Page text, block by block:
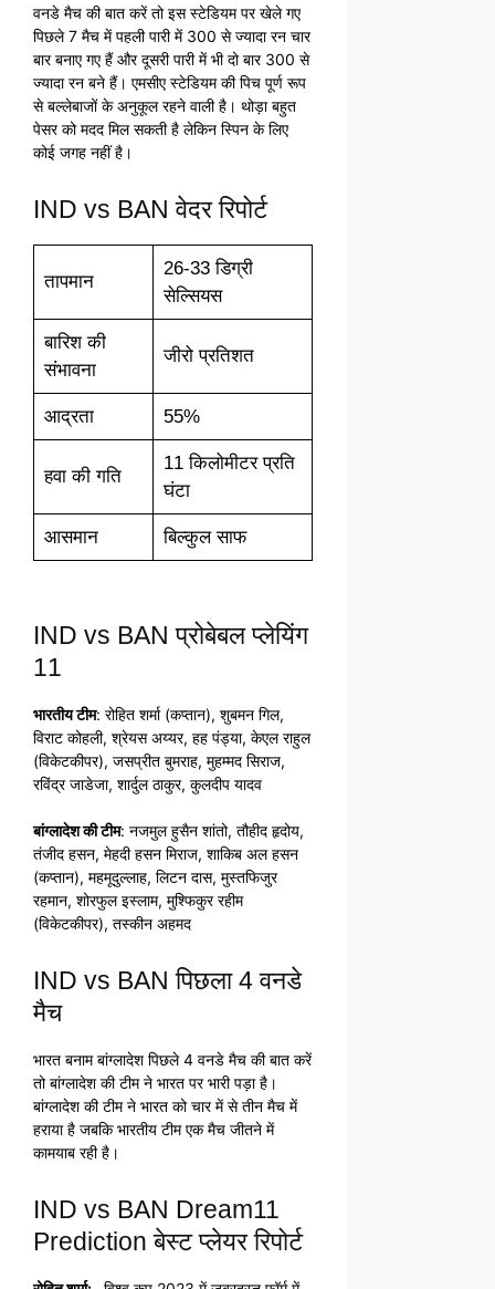
वनडे मैच की बात करें तो इस स्टेडियम पर खेले गए
पिछले 7 मैच में पहली पारी में 300 से ज्यादा रन चार
बार बनाए गए हैं और दूसरी पारी में भी दो बार 300 से
ज्यादा रन बने हैं। एमसीए स्टेडियम की पिच पूर्ण रूप
से बल्लेबाजों के अनुकूल रहने वाली है। थोड़ा बहुत
पेसर को मदद मिल सकती है लेकिन स्पिन के लिए
कोई जगह नहीं है।
IND vs BAN वेदर रिपोर्ट
तापमान
26-33 डिग्री
सेल्सियस
बारिश की
संभावना
जीरो प्रतिशत
आद्रता 55%
हवा की गति
11 किलोमीटर प्रति
घंटा
आसमान बिल्कुल साफ
IND vs BAN प्रोबेबल प्लेयिंग
11
भारतीय टीम: रोहित शर्मा (कप्तान), शुबमन गिल,
विराट कोहली, श्रेयस अय्यर, हह पंड्या, केएल राहुल
(विकेटकीपर), जसप्रीत बुमराह, मुहम्मद सिराज,
रविंद्र जाडेजा, शार्दुल ठाकुर, कुलदीप यादव
बांग्लादेश की टीम: नजमुल हुसैन शांतो, तौहीद हृदोय,
तंजीद हसन, मेहदी हसन मिराज, शाकिब अल हसन
(कप्तान), महमूदुल्लाह, लिटन दास, मुस्तफिजुर
रहमान, शोरफुल इस्लाम, मुश्फिकुर रहीम
(विकेटकीपर), तस्कीन अहमद
IND vs BAN पिछला 4 वनडे
मैच
भारत बनाम बांग्लादेश पिछले 4 वनडे मैच की बात करें
तो बांग्लादेश की टीम ने भारत पर भारी पड़ा है।
बांग्लादेश की टीम ने भारत को चार में से तीन मैच में
हराया है जबकि भारतीय टीम एक मैच जीतने में
कामयाब रही है।
IND vs BAN Dream11
Prediction बेस्ट प्लेयर रिपोर्ट